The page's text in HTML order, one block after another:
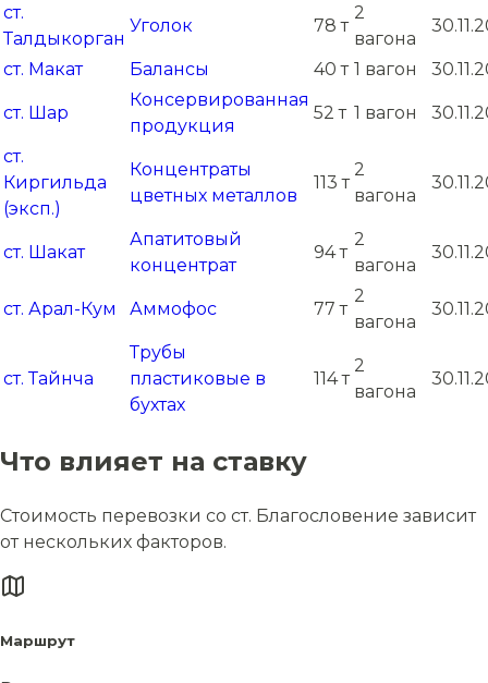
ст.
Талдыкорган
Уголок 78 т
2
вагона
ст. Макат Балансы 40 т 1 вагон
ст. Шар
Консервированная
продукция
52 т 1 вагон
ст.
Киргильда
(эксп.)
Концентраты
цветных металлов
113 т
2
вагона
ст. Шакат
Апатитовый
концентрат
94 т
2
вагона
ст. Арал-Кум Аммофос 77 т
2
вагона
ст. Тайнча
Трубы
пластиковые в
бухтах
114 т
2
вагона
Что влияет на ставку
Стоимость перевозки со ст. Благословение зависит
от нескольких факторов.
Маршрут